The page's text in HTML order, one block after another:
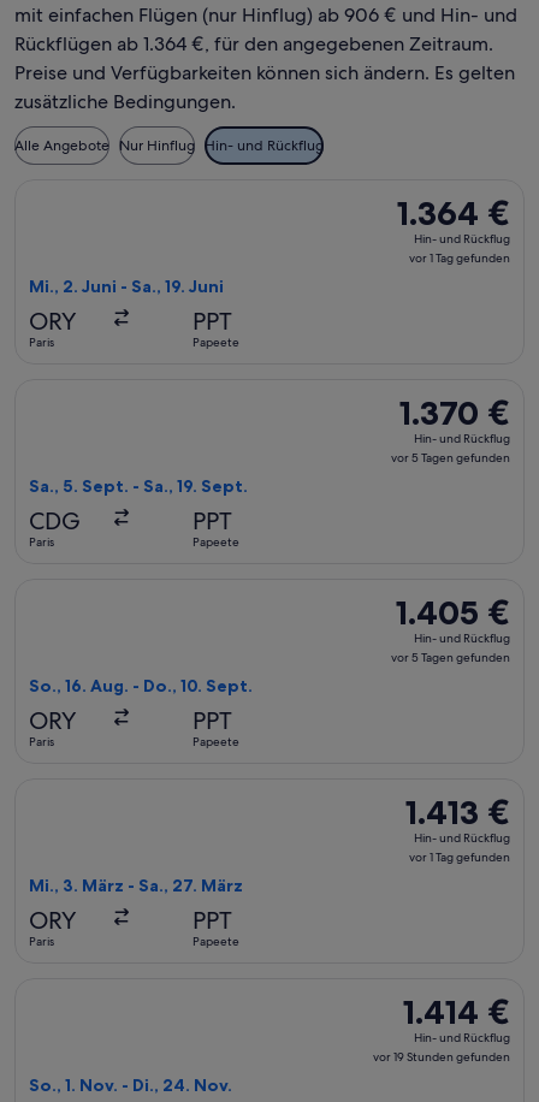
mit einfachen Flügen (nur Hinflug) ab 906 € und Hin- und
Rückflügen ab 1.364 €, für den angegebenen Zeitraum.
Preise und Verfügbarkeiten können sich ändern. Es gelten
zusätzliche Bedingungen.
Alle Angebote Nur Hinflug Hin- und Rückflug
1.364 €
Hin-
und
1.364 €
Hin- und Rückflug
vor 1 Tag gefunden
Mi., 2. Juni - Sa., 19. Juni
ORY
Paris
PPT
Papeete
1.370 €
Hin-
und
1.370 €
Hin- und Rückflug
vor 5 Tagen gefunden
Sa., 5. Sept. - Sa., 19. Sept.
CDG
Paris
PPT
Papeete
1.405 €
Hin-
und
1.405 €
Hin- und Rückflug
vor 5 Tagen gefunden
So., 16. Aug. - Do., 10. Sept.
ORY
Paris
PPT
Papeete
1.413 €
Hin-
und
1.413 €
Hin- und Rückflug
vor 1 Tag gefunden
Mi., 3. März - Sa., 27. März
ORY
Paris
PPT
Papeete
1.414 €
Hin-
und
1.414 €
Hin- und Rückflug
vor 19 Stunden gefunden
So., 1. Nov. - Di., 24. Nov.